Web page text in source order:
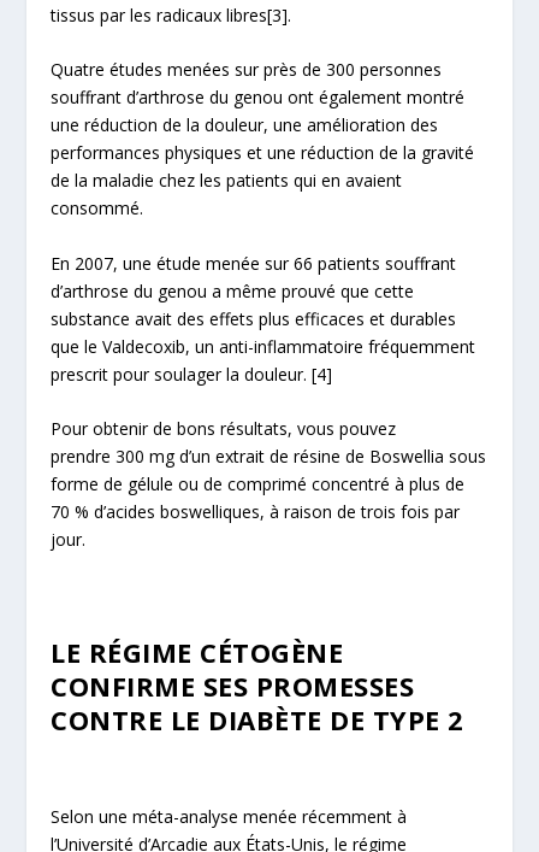
tissus par les radicaux libres[3].
Quatre études menées sur près de 300 personnes
souffrant d’arthrose du genou ont également montré
une réduction de la douleur, une amélioration des
performances physiques et une réduction de la gravité
de la maladie chez les patients qui en avaient
consommé.
En 2007, une étude menée sur 66 patients souffrant
d’arthrose du genou a même prouvé que cette
substance avait des effets plus efficaces et durables
que le Valdecoxib, un anti-inflammatoire fréquemment
prescrit pour soulager la douleur.[4]
Pour obtenir de bons résultats, vous pouvez
prendre 300 mg d’un extrait de résine de Boswellia sous
forme de gélule ou de comprimé concentré à plus de
70 % d’acides boswelliques, à raison de trois fois par
jour.
LE RÉGIME CÉTOGÈNE
CONFIRME SES PROMESSES
CONTRE LE DIABÈTE DE TYPE 2
Selon une méta-analyse menée récemment à
l’Université d’Arcadie aux États-Unis, le régime